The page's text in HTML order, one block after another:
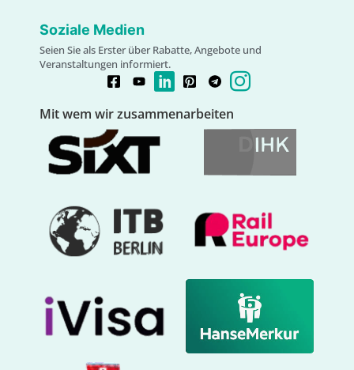
Soziale Medien
Seien Sie als Erster über Rabatte, Angebote und
Veranstaltungen informiert.
Mit wem wir zusammenarbeiten